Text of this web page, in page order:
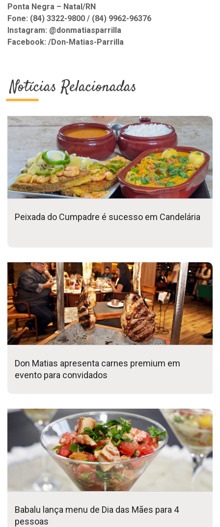
Ponta Negra – Natal/RN
Fone: (84) 3322-9800 / (84) 9962-96376
Instagram: @donmatiasparrilla
Facebook: /Don-Matias-Parrilla
Notícias Relacionadas
Peixada do Cumpadre é sucesso em Candelária
Don Matias apresenta carnes premium em
evento para convidados
Babalu lança menu de Dia das Mães para 4
pessoas